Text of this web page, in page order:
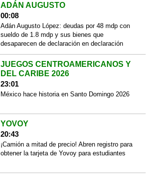
ADÁN AUGUSTO
00:08
Adán Augusto López: deudas por 48 mdp con
sueldo de 1.8 mdp y sus bienes que
desaparecen de declaración en declaración
JUEGOS CENTROAMERICANOS Y
DEL CARIBE 2026
23:01
México hace historia en Santo Domingo 2026
YOVOY
20:43
¡Camión a mitad de precio! Abren registro para
obtener la tarjeta de Yovoy para estudiantes